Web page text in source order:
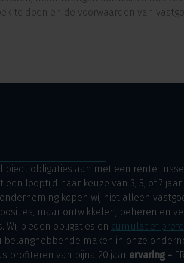
te doen en de voorwaarden van
biedt obligaties aan met een rente
een looptijd naar keuze van 3, 5, of 7
kopen wij niet alleen
maar ontwikkelen, beheren en
Wij bieden obligaties en cumulatief
belanghebbende maken in onze
profiteren van bijna 20 jaar ervaring -